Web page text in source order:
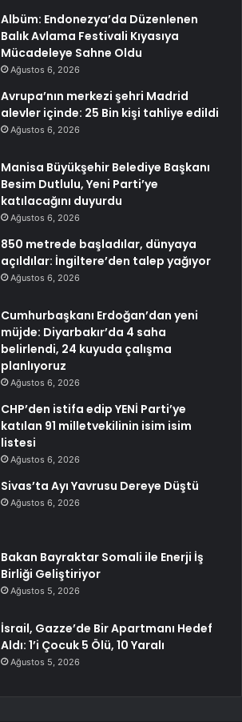
Albüm: Endonezya’da Düzenlenen
Balık Avlama Festivali Kıyasıya
Mücadeleye Sahne Oldu
Ağustos 6, 2026
Avrupa’nın merkezi şehri Madrid
alevler içinde: 25 Bin kişi tahliye edildi
Ağustos 6, 2026
Manisa Büyükşehir Belediye Başkanı
Besim Dutlulu, Yeni Parti’ye
katılacağını duyurdu
Ağustos 6, 2026
850 metrede başladılar, dünyaya
açıldılar: İngiltere’den talep yağıyor
Ağustos 6, 2026
Cumhurbaşkanı Erdoğan’dan yeni
müjde: Diyarbakır’da 4 saha
belirlendi, 24 kuyuda çalışma
planlıyoruz
Ağustos 6, 2026
CHP’den istifa edip YENİ Parti’ye
katılan 91 milletvekilinin isim isim
listesi
Ağustos 6, 2026
Sivas’ta Ayı Yavrusu Dereye Düştü
Ağustos 6, 2026
Bakan Bayraktar Somali ile Enerji İş
Birliği Geliştiriyor
Ağustos 5, 2026
İsrail, Gazze’de Bir Apartmanı Hedef
Aldı: 1’i Çocuk 5 Ölü, 10 Yaralı
Ağustos 5, 2026